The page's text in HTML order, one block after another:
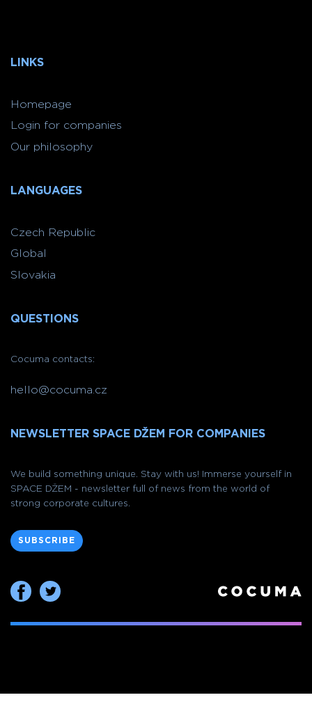
LINKS
Homepage
Login for companies
Our philosophy
LANGUAGES
Czech Republic
Global
Slovakia
QUESTIONS
Cocuma contacts:
hello@cocuma.cz
NEWSLETTER SPACE DŽEM FOR COMPANIES
We build something unique. Stay with us! Immerse yourself in
SPACE DŽEM - newsletter full of news from the world of
strong corporate cultures.
SUBSCRIBE